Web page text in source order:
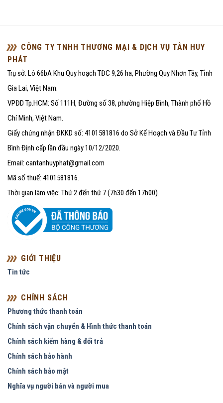
CÔNG TY TNHH THƯƠNG MẠI & DỊCH VỤ TÂN HUY
PHÁT
Trụ sở: Lô 66bA Khu Quy hoạch TĐC 9,26 ha, Phường Quy Nhơn Tây, Tỉnh
Gia Lai, Việt Nam.
VPĐD Tp.HCM: Số 111H, Đường số 38, phường Hiệp Bình, Thành phố Hồ
Chí Minh, Việt Nam.
Giấy chứng nhận ĐKKD số: 4101581816 do Sở Kế Hoạch và Đầu Tư Tỉnh
Bình Định cấp lần đầu ngày 10/12/2020.
Email: cantanhuyphat@gmail.com
Mã số thuế: 4101581816.
Thời gian làm việc: Thứ 2 đến thứ 7 (7h30 đến 17h00).
GIỚI THIỆU
Tin tức
CHÍNH SÁCH
Phương thức thanh toán
Chính sách vận chuyển & Hình thức thanh toán
Chính sách kiểm hàng & đổi trả
Chính sách bảo hành
Chính sách bảo mật
Nghĩa vụ người bán và người mua